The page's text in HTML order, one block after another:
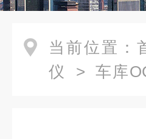
当前位置：
仪 > 车库